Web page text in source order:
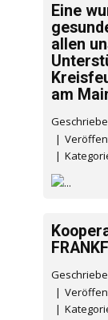
Eine
allen
am
...